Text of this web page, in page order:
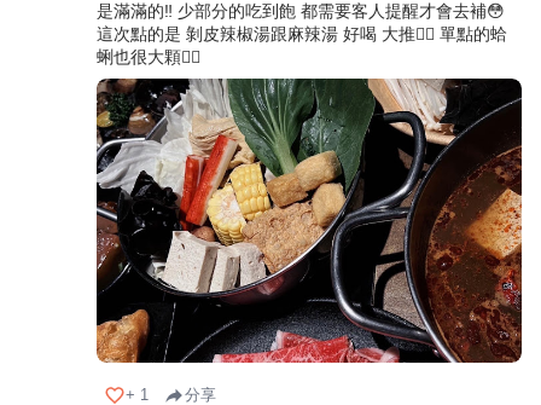
是滿滿的‼️ 少部分的吃到飽 都需要客人提醒才會去補😳
這次點的是 剝皮辣椒湯跟麻辣湯 好喝 大推✌🏻 單點的蛤
蜊也很大顆👍🏻
+ 1 分享